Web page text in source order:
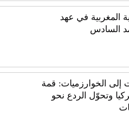
المغربية في عهد
السادس
إلى الخوارزميات: قمة
وتحوّل الردع نحو